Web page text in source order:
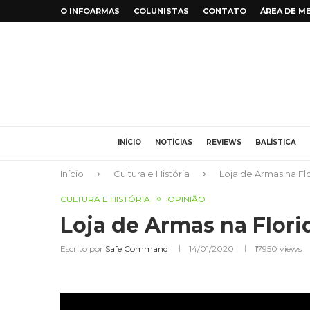
O INFOARMAS COLUNISTAS CONTATO ÁREA DE
INÍCIO NOTÍCIAS REVIEWS BALÍSTICA
Início Cultura e História Loja de Armas na
CULTURA E HISTÓRIA OPINIÃO
Loja de Armas na
Escrito por Safe Command 14/01/2020 17950 views